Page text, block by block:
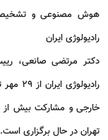
هوش مصنوعی و تشخیص
رادیولوژی ایران
دکتر مرتضی صانعی،
تهران در حال برگزاری است.